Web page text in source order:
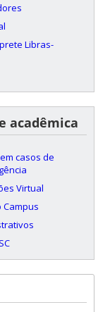
Libras-
acadêmica
casos de
Virtual